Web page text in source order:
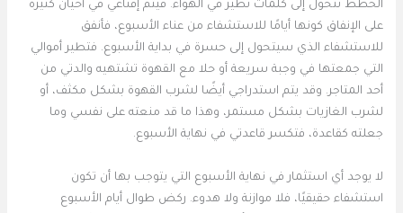
الخطط تتحول إلى كلمات تطير في الهواء. فيتم إقناعي في أحيان كثيرة
على الإنفاق كونها أيامًا للاستشفاء من عناء الأسبوع، فأنفق
للاستشفاء الذي سيتحول إلى حسرة في بداية الأسبوع. فتطير أموالي
التي جمعتها في وجبة سريعة أو حلا مع القهوة تشتهيه والدتي من
أحد المتاجر. وقد يتم استدراجي أيضًا لشرب القهوة بشكل مكثف، أو
لشرب الغازيات بشكل مستمر، وهذا ما قد منعته على نفسي وما
جعلته كقاعدة، فتكسر قاعدتي في نهاية الأسبوع.
لا يوجد أي استثمار في نهاية الأسبوع التي يتوجب بها أن تكون
استشفاء حقيقيًا، فلا موازنة ولا هدوء. ركض طوال أيام الأسبوع